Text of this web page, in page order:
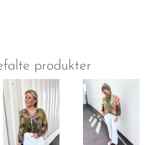
produkter